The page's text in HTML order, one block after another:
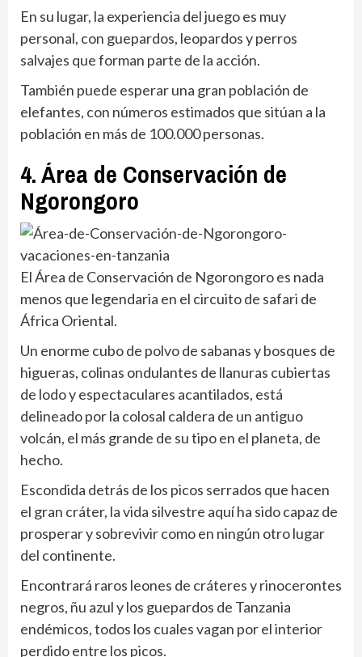
En su lugar, la experiencia del juego es muy
personal, con guepardos, leopardos y perros
salvajes que forman parte de la acción.
También puede esperar una gran población de
elefantes, con números estimados que sitúan a la
población en más de 100.000 personas.
4. Área de Conservación de
Ngorongoro
El Área de Conservación de Ngorongoro es nada
menos que legendaria en el circuito de safari de
África Oriental.
Un enorme cubo de polvo de sabanas y bosques de
higueras, colinas ondulantes de llanuras cubiertas
de lodo y espectaculares acantilados, está
delineado por la colosal caldera de un antiguo
volcán, el más grande de su tipo en el planeta, de
hecho.
Escondida detrás de los picos serrados que hacen
el gran cráter, la vida silvestre aquí ha sido capaz de
prosperar y sobrevivir como en ningún otro lugar
del continente.
Encontrará raros leones de cráteres y rinocerontes
negros, ñu azul y los guepardos de Tanzania
endémicos, todos los cuales vagan por el interior
perdido entre los picos.